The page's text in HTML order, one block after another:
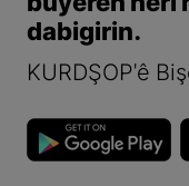
dabigirin.
KURDŞOP'ê